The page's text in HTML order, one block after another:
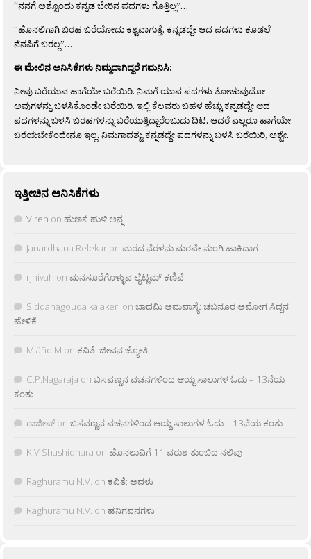
“ನನಗೆ ಅಶ್ಟೊಂದು ಕನ್ನಡ ಬೇರಿನ ಪದಗಳು ಗೊತ್ತಿಲ್ಲ”…
“ಹೊನಲಿಗಾಗಿ ಬರಹ ಬರೆಯೋದು ಕಶ್ಟವಾಗುತ್ತೆ. ಕನ್ನಡದ್ದೇ ಆದ ಪದಗಳು ಕೂಡಲೆ
ನೆನಪಿಗೆ ಬರಲ್ಲ”…
ಈ ಮೇಲಿನ ಅನಿಸಿಕೆಗಳು ನಿಮ್ಮದಾಗಿದ್ದರೆ ಗಮನಿಸಿ:
ನೀವು ಬರೆಯುವ ಹಾಗೆಯೇ ಬರೆಯಿರಿ. ನಿಮಗೆ ಯಾವ ಪದಗಳು ತೋಚುವುದೋ
ಅವುಗಳನ್ನು ಬಳಸಿಕೊಂಡೇ ಬರೆಯಿರಿ. ಇಲ್ಲಿ ಕೆಲವರು ಬಹಳ ಹೆಚ್ಚು ಕನ್ನಡದ್ದೇ ಆದ
ಪದಗಳನ್ನು ಬಳಸಿ ಬರಹಗಳನ್ನು ಬರೆಯುತ್ತಿದ್ದಾರೆಂಬುದು ದಿಟ. ಆದರೆ ಎಲ್ಲರೂ ಹಾಗೆಯೇ
ಬರೆಯಬೇಕೆಂದೇನೂ ಇಲ್ಲ. ನಿಮಗಾದಶ್ಟು ಕನ್ನಡದ್ದೇ ಪದಗಳನ್ನು ಬಳಸಿ ಬರೆಯಿರಿ, ಅಶ್ಟೇ.
ಇತ್ತೀಚಿನ ಅನಿಸಿಕೆಗಳು
Viren on ಹುಣಸೆ ಹುಳಿ ಅನ್ನ
Janardhana Relekar on ಮರದ ನೆರಳನು ಮರವೇ ನುಂಗಿ ಹಾಕಿದಾಗ…
rjnivah on ಮನಸೂರೆಗೊಳ್ಳುವ ಲೈಟ್ಲಮ್ ಕಣಿವೆ
Siddanagouda kalakeri on ಬಾದಮಿ ಅಮವಾಸ್ಯೆ: ಚಬನೂರ ಅಮೋಗ ಸಿದ್ದನ
ಹೇಳಿಕೆ
M âñd M on ಕವಿತೆ: ಜೀವನ ಜ್ಯೋತಿ
C.P.Nagaraja on ಬಸವಣ್ಣನ ವಚನಗಳಿಂದ ಆಯ್ದ ಸಾಲುಗಳ ಓದು – 13ನೆಯ
ಕಂತು
ರಾಜೀವ್ on ಬಸವಣ್ಣನ ವಚನಗಳಿಂದ ಆಯ್ದ ಸಾಲುಗಳ ಓದು – 13ನೆಯ ಕಂತು
K.V Shashidhara on ಹೊನಲುವಿಗೆ 11 ವರುಶ ತುಂಬಿದ ನಲಿವು
Raghuramu N.V. on ಕವಿತೆ: ಅವಳು
Raghuramu N.V. on ಹನಿಗವನಗಳು